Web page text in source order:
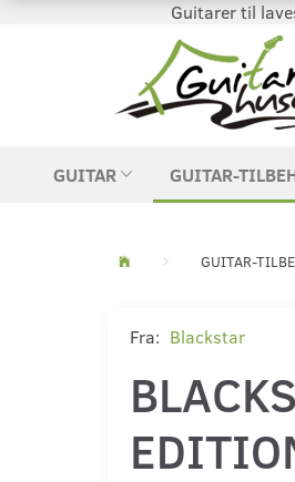
Guitarer til laveste
GUITAR GUITAR-
GUITAR-
Fra: Blackstar